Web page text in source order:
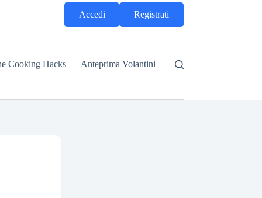
Accedi Registrati
Cooking Hacks Anteprima Volantini